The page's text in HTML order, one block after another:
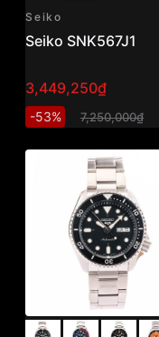
Seiko
Seiko SNK567J1
3,449,250₫
-53% 7,250,000₫